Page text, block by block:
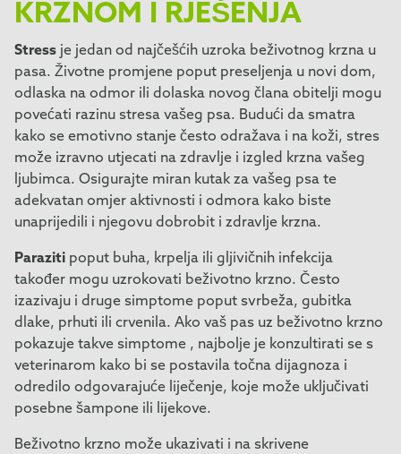
KRZNOM I RJEŠENJA
Stress je jedan od najčešćih uzroka beživotnog krzna u
pasa. Životne promjene poput preseljenja u novi dom,
odlaska na odmor ili dolaska novog člana obitelji mogu
povećati razinu stresa vašeg psa. Budući da smatra
kako se emotivno stanje često odražava i na koži, stres
može izravno utjecati na zdravlje i izgled krzna vašeg
ljubimca. Osigurajte miran kutak za vašeg psa te
adekvatan omjer aktivnosti i odmora kako biste
unaprijedili i njegovu dobrobit i zdravlje krzna.
Paraziti poput buha, krpelja ili gljivičnih infekcija
također mogu uzrokovati beživotno krzno. Često
izazivaju i druge simptome poput svrbeža, gubitka
dlake, prhuti ili crvenila. Ako vaš pas uz beživotno krzno
pokazuje takve simptome , najbolje je konzultirati se s
veterinarom kako bi se postavila točna dijagnoza i
odredilo odgovarajuće liječenje, koje može uključivati
posebne šampone ili lijekove.
Beživotno krzno može ukazivati i na skrivene